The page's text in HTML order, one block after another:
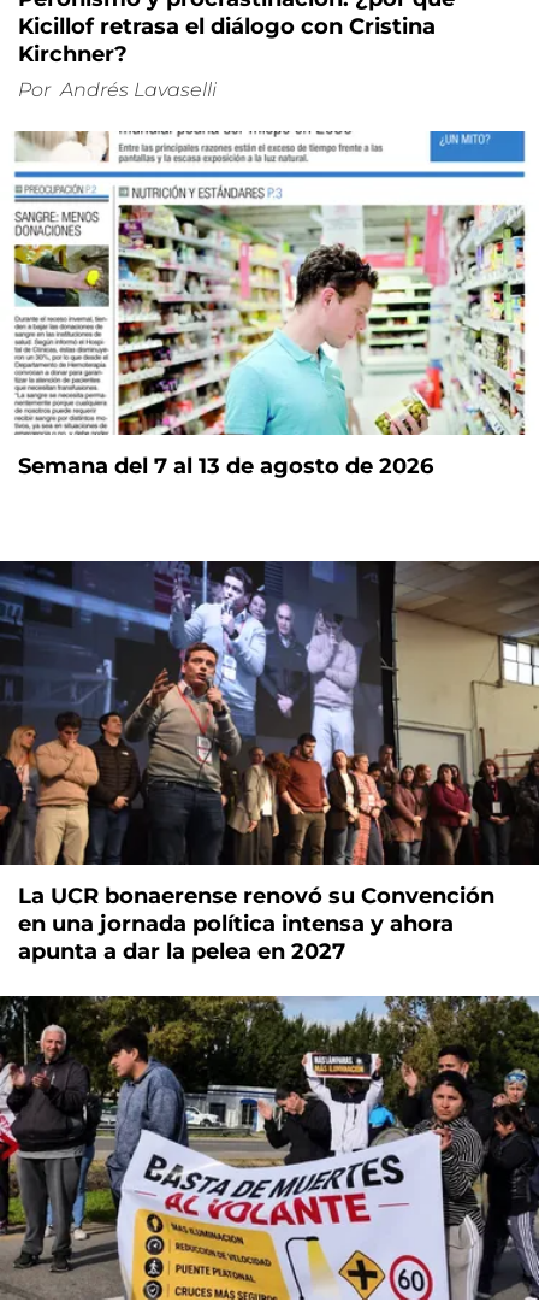
Kicillof retrasa el diálogo con Cristina
Kirchner?
Por Andrés Lavaselli
Semana del 7 al 13 de agosto de 2026
La UCR bonaerense renovó su Convención
en una jornada política intensa y ahora
apunta a dar la pelea en 2027